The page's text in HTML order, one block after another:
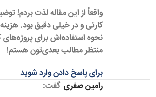
واقعاً از این مقاله لذت بردم!
کارتی و در خیلی دقیق بود.
نحوه استفاده‌اش برای
منتظر مطالب بعدی‌تون هستم!
برای پاسخ دادن وارد شوید
رامین صفری گفت: